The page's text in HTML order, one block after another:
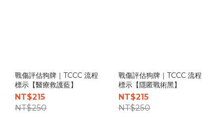
(1)
Products
狗
戰傷評估狗牌｜TCCC 流程
標示【醫療救護藍】
NT$215
NT$250
戰傷評估狗牌｜TCCC 流程
標示【隱匿戰術黑】
NT$215
NT$250